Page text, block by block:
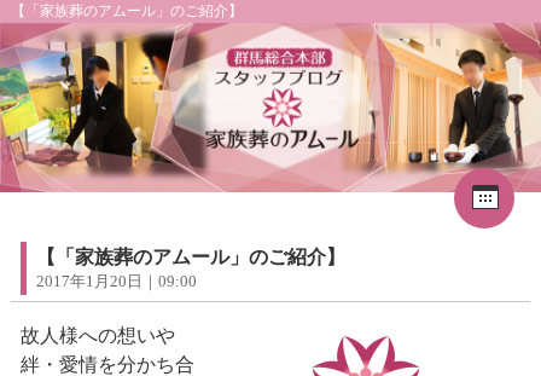
【「家族葬のアムール」のご紹介】
1
3 4 5
9
10 11
16
17 18 19 20 21
22
23
24
30
31
【「家族葬のアムール」のご紹介】
2017年1月20日｜09:00
故人様への想いや
絆・愛情を分かち合